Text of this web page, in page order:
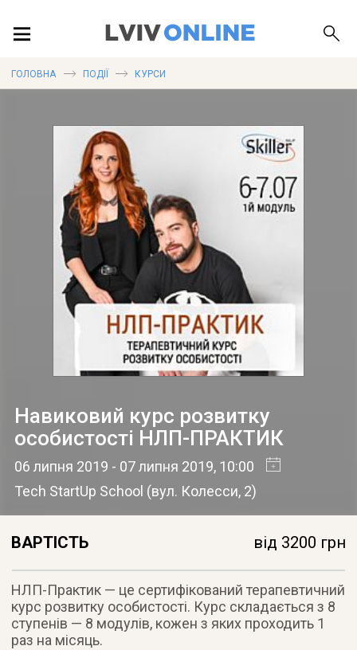
ПУБЛІКАЦІЇ
ДОВІДКА
ГОЛОВНА ПОДІЇ КУРСИ
Навиковий курс розвитку
особистості НЛП-ПРАКТИК
06 липня 2019 - 07 липня 2019, 10:00
Tech StartUp School (вул. Колесси, 2)
ВАРТІСТЬ від 3200 грн
НЛП-Практик — це сертифікований терапевтичний
курс розвитку особистості. Курс складається з 8
ступенів — 8 модулів, кожен з яких проходить 1
раз на місяць.